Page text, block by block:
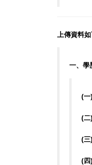
上傳資料
一、學
(一
(二
(
(